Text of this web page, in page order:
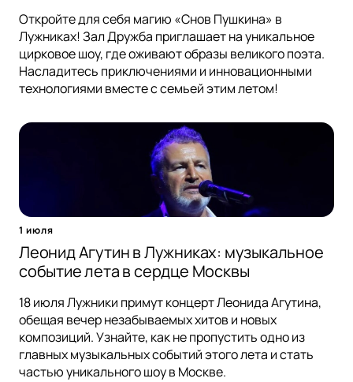
Откройте для себя магию «Снов Пушкина» в
Лужниках! Зал Дружба приглашает на уникальное
цирковое шоу, где оживают образы великого поэта.
Насладитесь приключениями и инновационными
технологиями вместе с семьей этим летом!
1 июля
Леонид Агутин в Лужниках: музыкальное
событие лета в сердце Москвы
18 июля Лужники примут концерт Леонида Агутина,
обещая вечер незабываемых хитов и новых
композиций. Узнайте, как не пропустить одно из
главных музыкальных событий этого лета и стать
частью уникального шоу в Москве.